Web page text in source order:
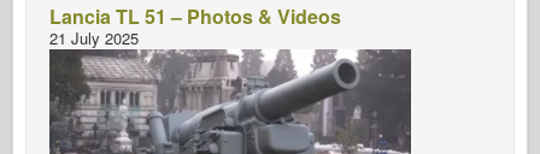
Lancia TL 51 – Photos & Videos
21 July 2025